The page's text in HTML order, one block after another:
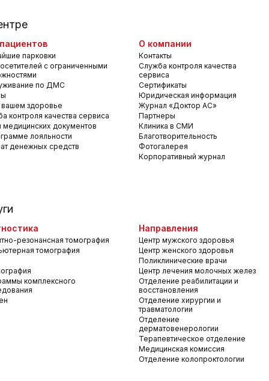
парковки
с ограниченными
по ДМС
здоровье
контроля качества сервиса
медицинских документов
лояльности
денежных средств
О компании
Контакты
Служба контроля качества
сервиса
Сертификаты
Юридическая информация
Журнал «Доктор АС»
Партнеры
Клиника в СМИ
Благотворительность
Фотогалерея
Корпоративный журнал
резонансная томография
томография
комплексного
Направления
Центр мужского здоровья
Центр женского здоровья
Поликлинические врачи
Центр лечения молочных желез
Отделение реабилитации и
восстановления
Отделение хирургии и
травматологии
Отделение
дерматовенерологии
Терапевтическое отделение
Медицинская комиссия
Отделение колопроктологии